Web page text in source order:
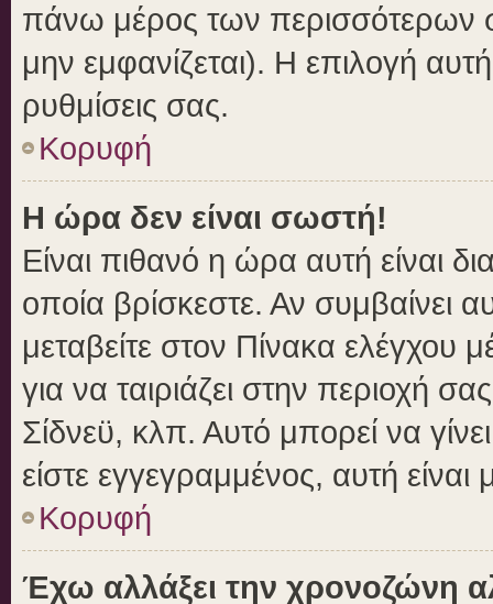
πάνω μέρος των περισσότερων
μην εμφανίζεται). Η επιλογή
ρυθμίσεις σας.
Κορυφή
Η ώρα δεν είναι σωστή!
Είναι πιθανό η ώρα αυτή είναι
οποία βρίσκεστε. Αν συμβαίνει
μεταβείτε στον Πίνακα ελέγχου
για να ταιριάζει στην περιοχή
Σίδνεϋ, κλπ. Αυτό μπορεί να
είστε εγγεγραμμένος, αυτή είναι
Κορυφή
Έχω αλλάξει την χρονοζώνη